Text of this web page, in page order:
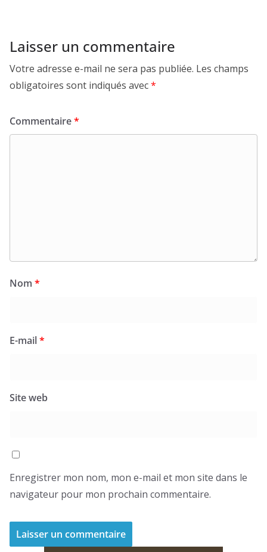
Laisser un commentaire
Votre adresse e-mail ne sera pas publiée. Les champs
obligatoires sont indiqués avec*
Commentaire*
Nom *
E-mail*
Site web
Enregistrer mon nom, mon e-mail et mon site dans le
navigateur pour mon prochain commentaire.